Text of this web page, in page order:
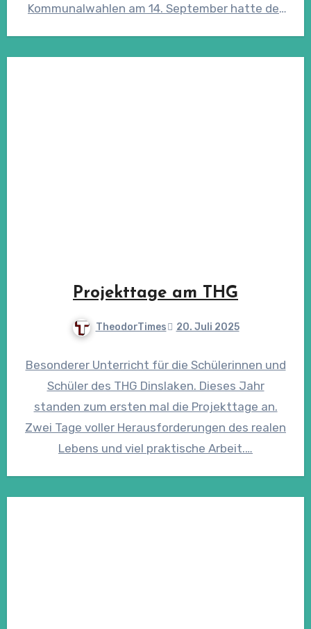
Kommunalwahlen am 14. September hatte der
Projekttage am THG
TheodorTimes 20. Juli 2025
Besonderer Unterricht für die Schülerinnen und
Schüler des THG Dinslaken. Dieses Jahr
standen zum ersten mal die Projekttage an.
Zwei Tage voller Herausforderungen des realen
Lebens und viel praktische Arbeit.…